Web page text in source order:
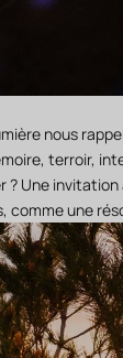
nous
terroir,
? Une
comme une